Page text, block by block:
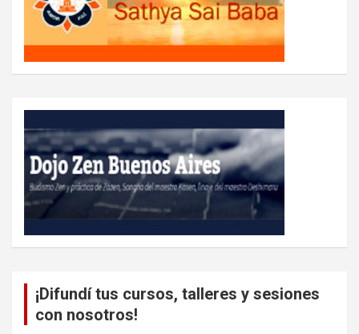
¡Difundí tus cursos, talleres y sesiones
con nosotros!